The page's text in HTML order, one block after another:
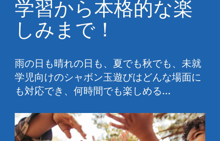
学習から本格的な楽
しみまで！
雨の日も晴れの日も、夏でも秋でも、未就
学児向けのシャボン玉遊びはどんな場面に
も対応でき、何時間でも楽しめる…